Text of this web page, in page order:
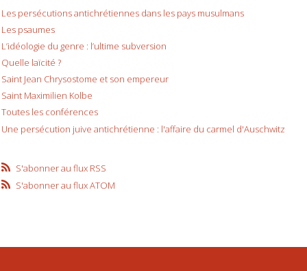
Les persécutions antichrétiennes dans les pays musulmans
Les psaumes
L’idéologie du genre : l’ultime subversion
Quelle laïcité ?
Saint Jean Chrysostome et son empereur
Saint Maximilien Kolbe
Toutes les conférences
Une persécution juive antichrétienne : l'affaire du carmel d'Auschwitz
S'abonner au flux RSS
S'abonner au flux ATOM